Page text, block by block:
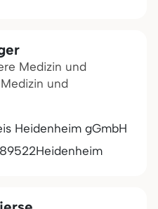
Medizin und
und
Heidenheim gGmbH
89522Heidenheim